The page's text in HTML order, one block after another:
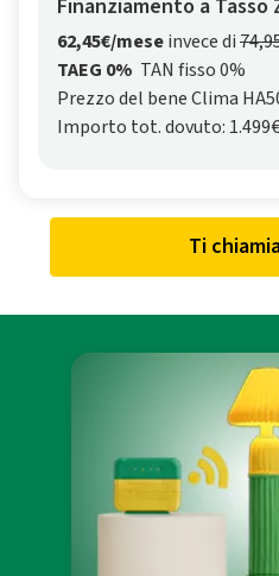
Finanziamento a Tasso
62,45€/meseinvece di
TAEG 0% TAN fisso 0%
Prezzo del bene Clima
Importo tot. dovuto:
Ti